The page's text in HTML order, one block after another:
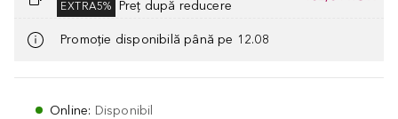
EXTRA5% Preț după reducere
Promoție disponibilă până pe 12.08
Online: Disponibil